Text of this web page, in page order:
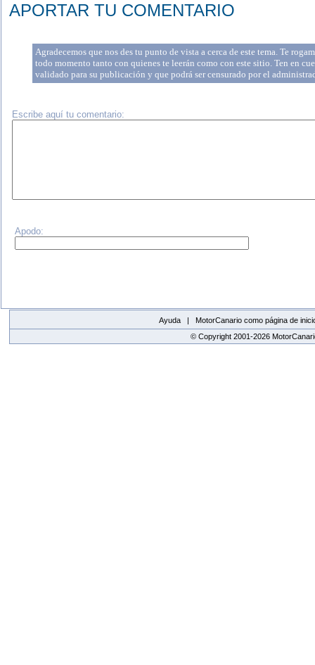
APORTAR TU COMENTARIO
Agradecemos que nos des tu punto de vista a cerca de este tema. Te
todo momento tanto con quienes te leerán como con este sitio. Ten en
validado para su publicación y que podrá ser censurado por el
Escribe aquí tu comentario:
Apodo:
Ayuda |
MotorCanario como página de
© Copyright 2001-2026